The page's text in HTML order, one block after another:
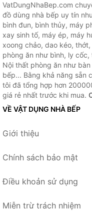
VatDungNhaBep.com
đồ dùng nhà bếp uy tín
bình đun, bình thủy, máy
xay sinh tố, máy ép, máy
xoong chảo, dao kéo,
phòng ăn như bình, ly
Nội thất phòng ăn như
bếp... Bằng khả năng sẵn
tôi đã tổng hợp hơn
giá rẻ nhất trước khi mua.
VỀ VẬT DỤNG NHÀ BẾP
Giới thiệu
Chính sách bảo mật
Điều khoản sử dụng
Miễn trừ trách nhiệm